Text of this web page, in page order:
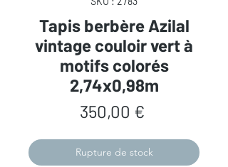
Tapis berbère Azilal
vintage couloir vert à
motifs colorés
2,74x0,98m
350,00 €
Rupture de stock